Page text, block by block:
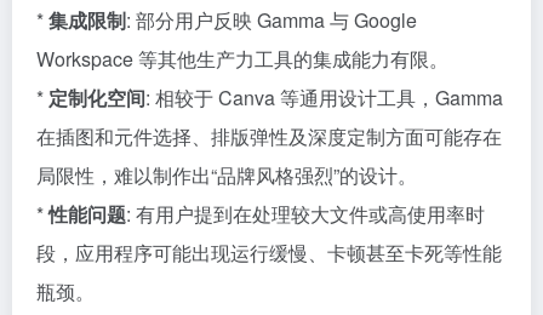
*集成限制: 部分用户反映 Gamma 与 Google
Workspace 等其他生产力工具的集成能力有限。
* 定制化空间: 相较于 Canva 等通用设计工具，Gamma
在插图和元件选择、排版弹性及深度定制方面可能存在
局限性，难以制作出“品牌风格强烈”的设计。
*性能问题: 有用户提到在处理较大文件或高使用率时
段，应用程序可能出现运行缓慢、卡顿甚至卡死等性能
瓶颈。